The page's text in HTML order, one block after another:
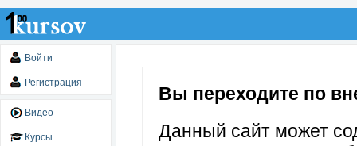
Войти
Регистрация
Видео
Курсы
Вы переходите по
Данный сайт может